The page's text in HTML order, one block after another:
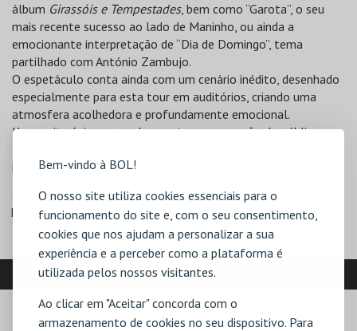
Bem-vindo à BOL!
O nosso site utiliza cookies essenciais para o
funcionamento do site e, com o seu consentimento,
cookies que nos ajudam a personalizar a sua
experiência e a perceber como a plataforma é
utilizada pelos nossos visitantes.
Ao clicar em "Aceitar" concorda com o
armazenamento de cookies no seu dispositivo. Para
álbum Girassóis e Tempestades, bem como “Garota”, o seu
mais recente sucesso ao lado de Maninho, ou ainda a
emocionante interpretação de “Dia de Domingo”, tema
partilhado com António Zambujo.
O espetáculo conta ainda com um cenário inédito, desenhado
especialmente para esta tour em auditórios, criando uma
atmosfera acolhedora e profundamente emocional.
Uma noite única, pensada para tocar o coração do público e
inesquecíveis.
PREÇOS
Plateia - 20€
Varandim Esq - 20€ Varandim Dir - 20€
LOCALIZAÇÃO
MORADA